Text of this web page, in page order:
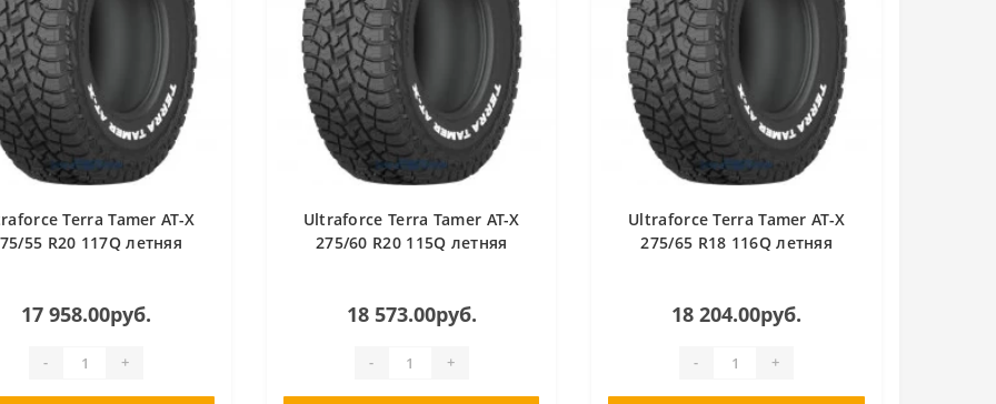
Terra Tamer AT-X
55 R20 117Q летняя
17 958.00руб.
- +
Ultraforce Terra Tamer AT-X
275/60 R20 115Q летняя
18 573.00руб.
- +
Ultraforce Terra Tamer AT-X
275/65 R18 116Q летняя
18 204.00руб.
- +